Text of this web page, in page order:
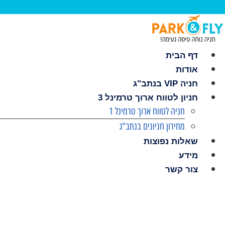
לתוכן
דף הבית
אודות
חניה VIP בנתב"ג
חניון לטווח ארוך טרמינל 3
חניה לטווח ארוך טרמינל 1
מחירון חניונים בנתב"ג
שאלות נפוצות
מידע
צור קשר